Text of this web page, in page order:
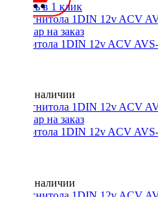
Купить в 1 клик
Магнитола 1DIN 12v ACV
Нет в наличии
Магнитола 1DIN 12v ACV
Нет в наличии